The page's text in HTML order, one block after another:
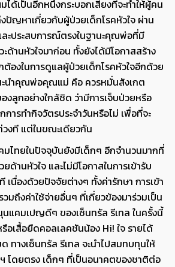
ได้เป็นอีกหนึ่งกระบอกเสียงที่จะทำให้ผู้คน
ปัญหาเกี่ยวกับผู้ป่วยเด็กโรคหัวใจ ผ่าน
ละประสบการณ์ตรงในฐานะคุณพ่อที่มี
ด้านหัวใจมาก่อน ทั้งยังได้มีโอกาสสร้าง
ต้องในการดูแลผู้ป่วยเด็กโรคหัวใจอีกด้วย
นำคุณพ่อคุณแม่ คือ ควรหมั่นสังเกต
งลูกอย่างใกล้ชิด ว่ามีการเจ็บป่วยหรือ
ารทำกิจวัตรประจำวันหรือไม่ เพื่อที่จะ
งที แต่ในขณะเดียวกัน
มไทยในปัจจุบันยังมีเด็กๆ อีกจำนวนมากที่
านหัวใจ และไม่มีโอกาสในการเข้ารับ
เนื่องด้วยปัจจัยต่างๆ ทั้งค่ารักษา การเข้า
ถึงค่าใช้จ่ายอื่นๆ ที่เกี่ยวข้องมาร่วมเป็น
แคมเปญดีๆ ของเซ็นทรัล รีเทล ในครั้งนี้
อเสื้อยืดคอลเลคชันน้อง Hi! ใจ รายได้
ทางเซ็นทรัล รีเทล จะนำไปสมทบทุนให้
โดยตรง เด็กๆ ที่เป็นอนาคตของชาติต่อ